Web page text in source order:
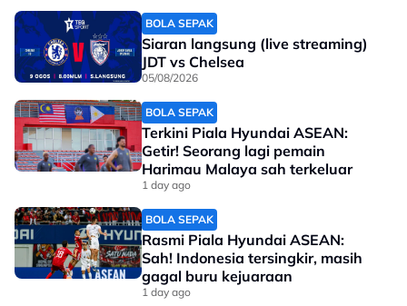
No node context available.
Related Topics
#Tenis #Wimbledon
BOLA SEPAK
Siaran langsung (live streaming)
JDT vs Chelsea
05/08/2026
BOLA SEPAK
Terkini Piala Hyundai ASEAN:
Getir! Seorang lagi pemain
Harimau Malaya sah terkeluar
1 day ago
BOLA SEPAK
Rasmi Piala Hyundai ASEAN:
Sah! Indonesia tersingkir, masih
gagal buru kejuaraan
1 day ago